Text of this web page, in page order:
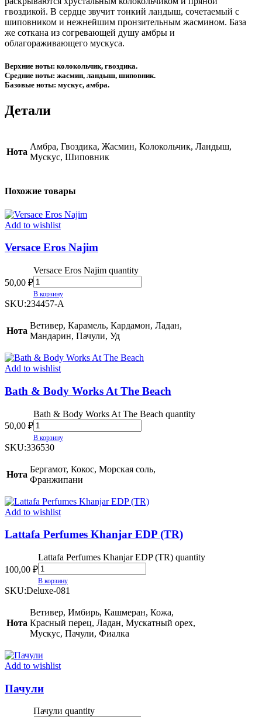
гвоздикой. В сердце звучит тонкий ландыш, сочетаемый с
шиповником и нежнейшим пронзительным жасмином. База
же соткана из согревающей душу амбры и
облагораживающего мускуса.
Верхние ноты: колокольчик, гвоздика.
Средние ноты: жасмин, ландыш, шиповник.
Базовые ноты: мускус, амбра.
Детали
Нота
Амбра, Гвоздика, Жасмин, Колокольчик, Ландыш,
Мускус, Шиповник
Похожие товары
Add to wishlist
Versace Eros Najim
50,00 ₽
Versace Eros Najim quantity
В корзину
SKU:234457-A
Нота
Ветивер, Карамель, Кардамон, Ладан,
Мандарин, Пачули, Уд
Add to wishlist
Bath & Body Works At The Beach
50,00 ₽
Bath & Body Works At The Beach quantity
В корзину
SKU:336530
Нота
Бергамот, Кокос, Морская соль,
Франжипани
Add to wishlist
Lattafa Perfumes Khanjar EDP (TR)
100,00 ₽
Lattafa Perfumes Khanjar EDP (TR) quantity
В корзину
SKU:Deluxe-081
Нота
Ветивер, Имбирь, Кашмеран, Кожа,
Красный перец, Ладан, Мускатный орех,
Мускус, Пачули, Фиалка
Add to wishlist
Пачули
Пачули quantity